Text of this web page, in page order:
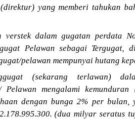
yang memberi tahukan
dalam gugatan perdata
Pelawan sebagai Tergugat,
pelawan mempunyai hutang
(sekarang terlawan)
mengalami kemunduran
dengan bunga 2% per
(dua milyar seratus